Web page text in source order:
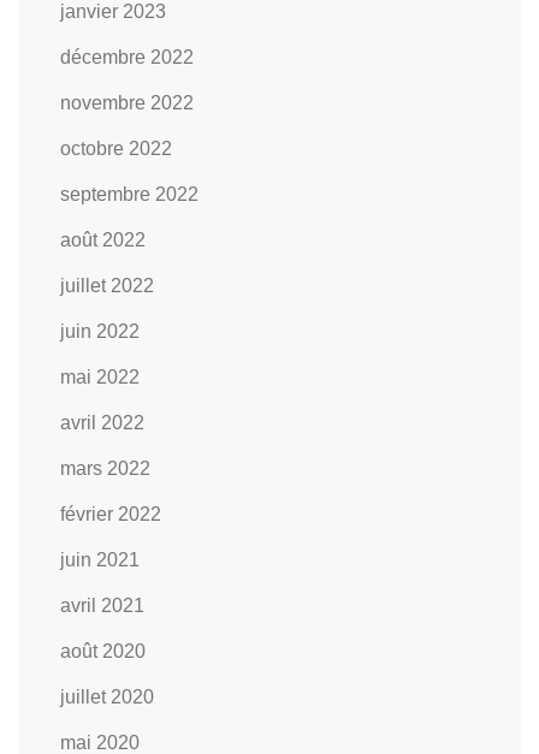
janvier 2023
décembre 2022
novembre 2022
octobre 2022
septembre 2022
août 2022
juillet 2022
juin 2022
mai 2022
avril 2022
mars 2022
février 2022
juin 2021
avril 2021
août 2020
juillet 2020
mai 2020